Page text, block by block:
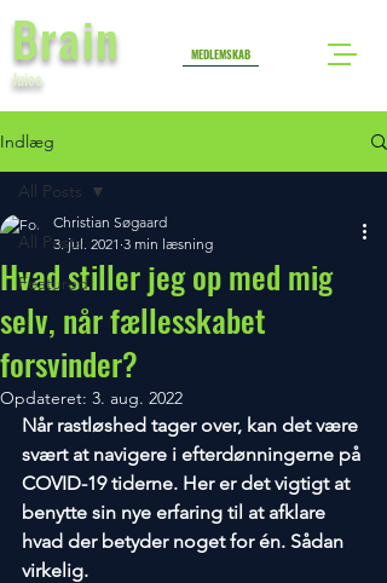
Brain MEDLEMSKAB
Juice
Indlæg
All Posts
Featured
All Posts
Hvad stiller jeg op med mig
selv, når fællesskabet
forsvinder?
Christian Søgaard
3. jul. 2021 3 min læsning
Opdateret: 3. aug. 2022
Når rastløshed tager over, kan det være
svært at navigere i efterdønningerne på
COVID-19 tiderne. Her er det vigtigt at
benytte sin nye erfaring til at afklare
hvad der betyder noget for én. Sådan
virkelig.